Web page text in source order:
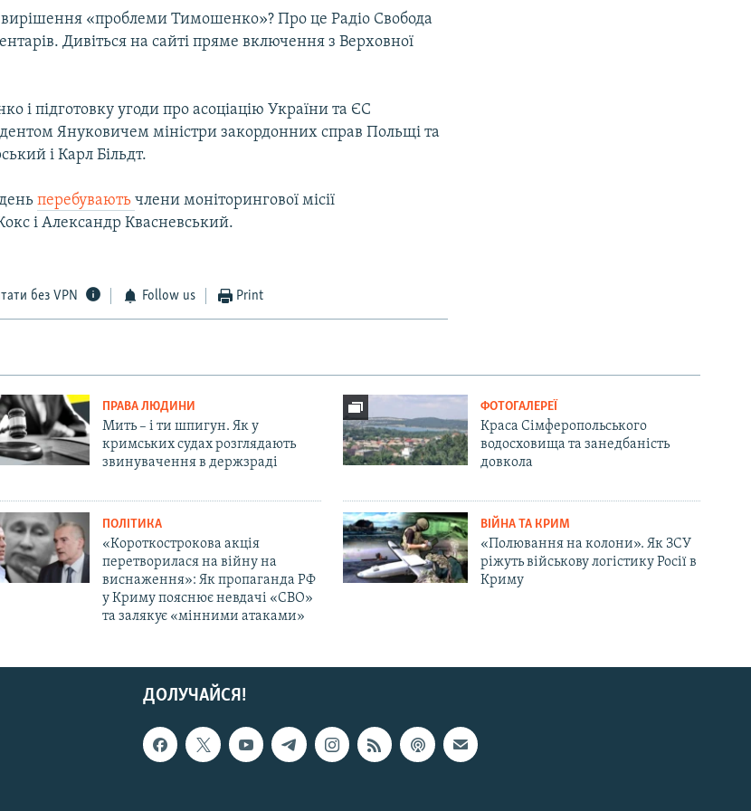
вирішення «проблеми Тимошенко»? Про це Радіо Свобода
Дивіться на сайті пряме включення з Верховної
і підготовку угоди про асоціацію України та ЄС
Януковичем міністри закордонних справ Польщі та
і Карл Більдт.
перебуваютьчлени моніторингової місії
і Александр Квасневський.
без VPN Follow us Print
ПРАВА ЛЮДИНИ
Мить – і ти шпигун. Як у
кримських судах розглядають
звинувачення в держзраді
ФОТОГАЛЕРЕЇ
Краса Сімферопольського
водосховища та занедбаність
довкола
ПОЛІТИКА
«Короткострокова акція
перетворилася на війну на
виснаження»: Як пропаганда РФ
у Криму пояснює невдачі «СВО»
та залякує «мінними атаками»
ВІЙНА ТА КРИМ
«Полювання на колони». Як ЗСУ
ріжуть військову логістику Росії в
Криму
ДОЛУЧАЙСЯ!